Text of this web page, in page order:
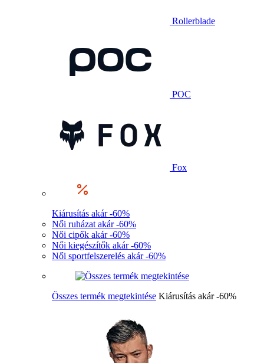
Rollerblade
POC
Fox
Kiárusítás akár -60%
Női ruházat akár -60%
Női cipők akár -60%
Női kiegészítők akár -60%
Női sportfelszerelés akár -60%
Összes termék megtekintése Kiárusítás akár -60%